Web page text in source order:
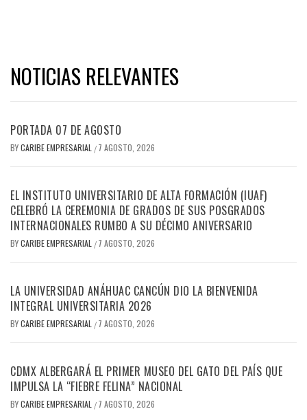
NOTICIAS RELEVANTES
PORTADA 07 DE AGOSTO
BYCARIBE EMPRESARIAL / 7 AGOSTO, 2026
EL INSTITUTO UNIVERSITARIO DE ALTA FORMACIÓN (IUAF)
CELEBRÓ LA CEREMONIA DE GRADOS DE SUS POSGRADOS
INTERNACIONALES RUMBO A SU DÉCIMO ANIVERSARIO
BYCARIBE EMPRESARIAL / 7 AGOSTO, 2026
LA UNIVERSIDAD ANÁHUAC CANCÚN DIO LA BIENVENIDA
INTEGRAL UNIVERSITARIA 2026
BYCARIBE EMPRESARIAL / 7 AGOSTO, 2026
CDMX ALBERGARÁ EL PRIMER MUSEO DEL GATO DEL PAÍS QUE
IMPULSA LA “FIEBRE FELINA” NACIONAL
BYCARIBE EMPRESARIAL / 7 AGOSTO, 2026